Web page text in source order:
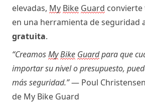
elevadas, My Bike Guard
en una herramienta de seguridad
gratuita.
“Creamos MyBike Guard para que
importar su nivel o presupuesto,
más seguridad.”— Poul
de My Bike Guard